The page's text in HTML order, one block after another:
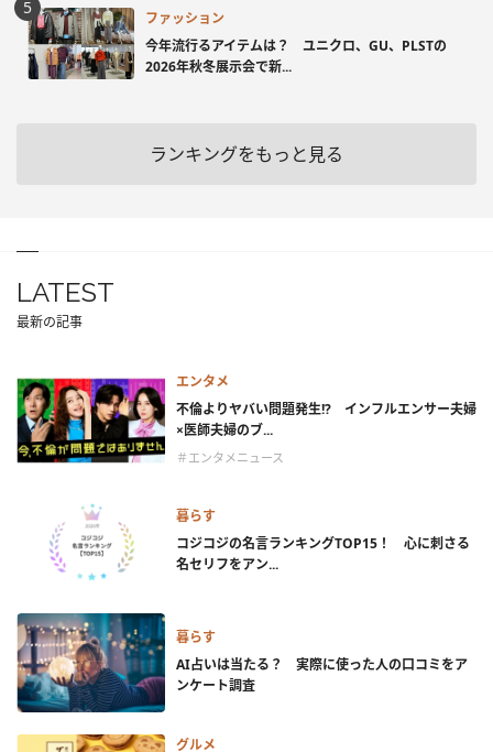
ファッション
今年流行るアイテムは？ ユニクロ、GU、PLSTの
2026年秋冬展示会で新...
ランキングをもっと見る
LATEST
最新の記事
エンタメ
不倫よりヤバい問題発生!? インフルエンサー夫婦
×医師夫婦のブ...
＃エンタメニュース
暮らす
コジコジの名言ランキングTOP15！ 心に刺さる
名セリフをアン...
暮らす
AI占いは当たる？ 実際に使った人の口コミをア
ンケート調査
グルメ